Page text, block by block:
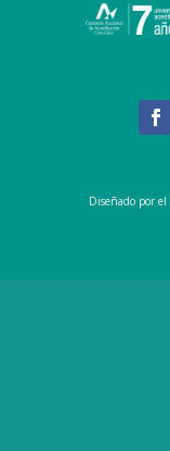
Diseñado por el